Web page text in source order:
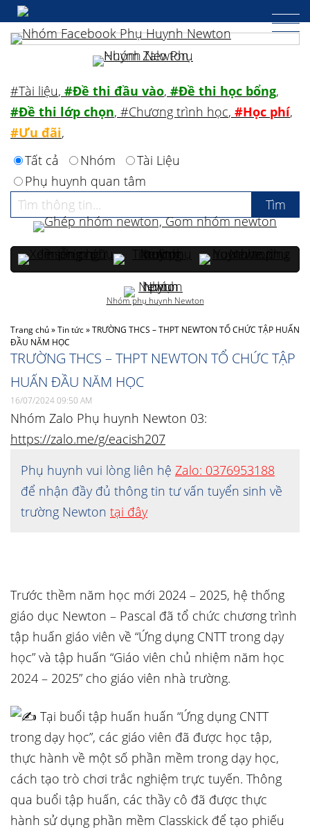
Trang chủ»Tin tức»TRƯỜNG THCS – THPT NEWTON TỔ CHỨC TẬP HUẤN
ĐẦU NĂM HỌC
TRƯỜNG THCS – THPT NEWTON TỔ CHỨC TẬP
HUẤN ĐẦU NĂM HỌC
16/07/2024 09:50 AM
Nhóm Zalo Phụ huynh Newton 03:
https://zalo.me/g/eacish207
Phụ huynh vui lòng liên hệ Zalo: 0376953188
để nhận đầy đủ thông tin tư vấn tuyển sinh về
trường Newton tại đây
Trước thềm năm học mới 2024 – 2025, hệ thống
giáo dục Newton – Pascal đã tổ chức chương trình
tập huấn giáo viên về “Ứng dụng CNTT trong dạy
học” và tập huấn “Giáo viên chủ nhiệm năm học
2024 – 2025” cho giáo viên nhà trường.
Tại buổi tập huấn huấn “Ứng dụng CNTT
trong dạy học”, các giáo viên đã được học tập,
thực hành về một số phần mềm trong dạy học,
cách tạo trò chơi trắc nghiệm trực tuyến. Thông
qua buổi tập huấn, các thầy cô đã được thực
hành sử dụng phần mềm Classkick để tạo phiếu
#Tài liệu, #Đề thi đầu vào, #Đề thi học bổng,
#Đề thi lớp chọn, #Chương trình học, #Học phí,
#Ưu đãi,
Tất cả
Nhóm
Tài Liệu
Phụ huynh quan tâm
Nhóm phụ huynh Newton